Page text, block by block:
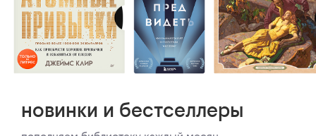
новинки и бестселлеры